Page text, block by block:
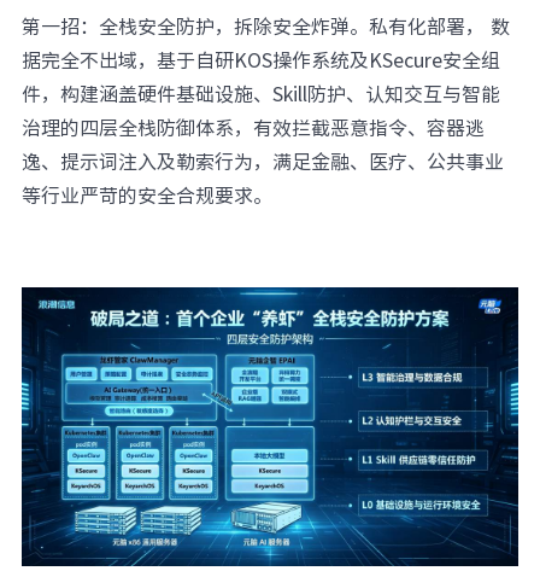
第一招：全栈安全防护，拆除安全炸弹。私有化部署， 数
据完全不出域，基于自研KOS操作系统及KSecure安全组
件，构建涵盖硬件基础设施、Skill防护、认知交互与智能
治理的四层全栈防御体系，有效拦截恶意指令、容器逃
逸、提示词注入及勒索行为，满足金融、医疗、公共事业
等行业严苛的安全合规要求。